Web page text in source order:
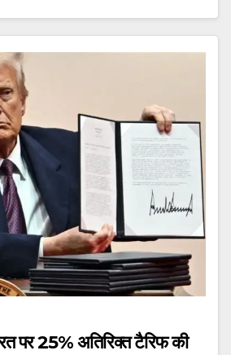
पर 25% अतिरिक्त टैरिफ की